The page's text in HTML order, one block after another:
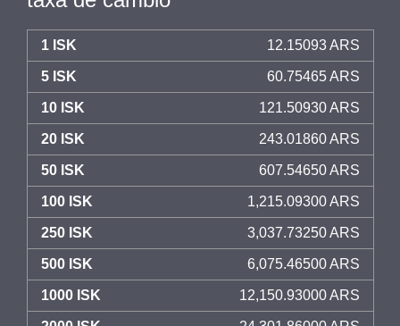
1 ISK 12.15093 ARS
5 ISK 60.75465 ARS
10 ISK 121.50930 ARS
20 ISK 243.01860 ARS
50 ISK 607.54650 ARS
100 ISK 1,215.09300 ARS
250 ISK 3,037.73250 ARS
500 ISK 6,075.46500 ARS
1000 ISK 12,150.93000 ARS